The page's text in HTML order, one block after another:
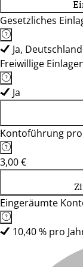
Gesetzliches
Ja, Deutschland
Freiwillige
Ja
Kontoführung
3,00 €
Eingeräumte
10,40 % pro